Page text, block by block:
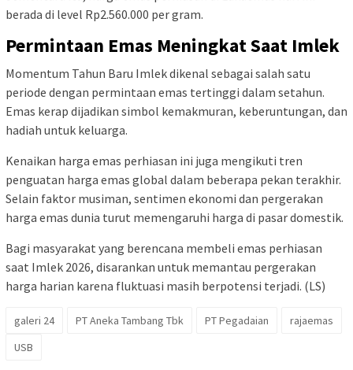
berada di level Rp2.560.000 per gram.
Permintaan Emas Meningkat Saat Imlek
Momentum Tahun Baru Imlek dikenal sebagai salah satu
periode dengan permintaan emas tertinggi dalam setahun.
Emas kerap dijadikan simbol kemakmuran, keberuntungan, dan
hadiah untuk keluarga.
Kenaikan harga emas perhiasan ini juga mengikuti tren
penguatan harga emas global dalam beberapa pekan terakhir.
Selain faktor musiman, sentimen ekonomi dan pergerakan
harga emas dunia turut memengaruhi harga di pasar domestik.
Bagi masyarakat yang berencana membeli emas perhiasan
saat Imlek 2026, disarankan untuk memantau pergerakan
harga harian karena fluktuasi masih berpotensi terjadi. (LS)
galeri 24 PT Aneka Tambang Tbk PT Pegadaian
rajaemas
USB